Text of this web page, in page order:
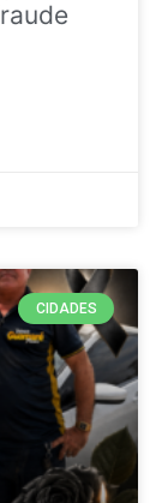
CIDADES